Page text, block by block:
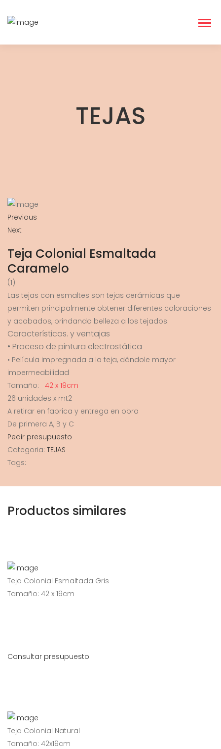
TEJAS
Previous
Next
Teja Colonial Esmaltada
Caramelo
(1)
Las tejas con esmaltes son tejas cerámicas que
permiten principalmente obtener diferentes coloraciones
y acabados, brindando belleza a los tejados.
Características. y ventajas
• Proceso de pintura electrostática
• Película impregnada a la teja, dándole mayor
impermeabilidad
Tamaño:
42 x 19cm
26 unidades x mt2
A retirar en fabrica y entrega en obra
De primera A, B y C
Pedir presupuesto
Categoria: TEJAS
Tags:
Productos similares
Teja Colonial Esmaltada Gris
Tamaño: 42 x 19cm
Consultar presupuesto
Teja Colonial Natural
Tamaño: 42x19cm